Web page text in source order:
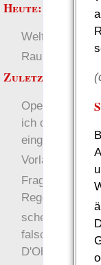
Heute:
Welten
RaumZeit
SL-
Zuletzt
OpenID
ich das
eingespielt
Vorlagen für
Fragen beim
Regelstudium
scheduling,
falsche
D'Oh!